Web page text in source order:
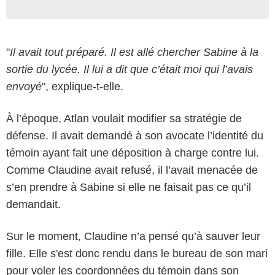
"Il avait tout préparé. Il est allé chercher Sabine à la
sortie du lycée. Il lui a dit que c’était moi qui l’avais
envoyé", explique-t-elle.
À l’époque, Atlan voulait modifier sa stratégie de
défense. Il avait demandé à son avocate l’identité du
témoin ayant fait une déposition à charge contre lui.
Comme Claudine avait refusé, il l’avait menacée de
s’en prendre à Sabine si elle ne faisait pas ce qu’il
demandait.
Sur le moment, Claudine n’a pensé qu’à sauver leur
fille. Elle s'est donc rendu dans le bureau de son mari
pour voler les coordonnées du témoin dans son